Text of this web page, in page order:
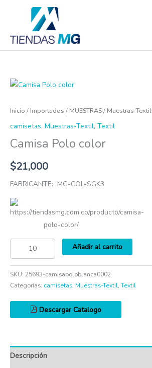
Inicio / Importados / MUESTRAS/ Muestras-Textil
camisetas, Muestras-Textil, Textil
Camisa Polo color
$21,000
FABRICANTE: MG-COL-SGK3
https://tiendasmg.com.co/producto/camisa-
polo-color/
Camisa
color
cantidad
Añadir al carrito
SKU: 25693-camisapoloblanca0002
Categorías: camisetas, Muestras-Textil,Textil
Descargar Catalogo
Descripción